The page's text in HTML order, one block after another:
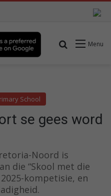
Menu
Search for
School
se gees word
Noord is
die “Skool met die
2025-kompetisie, en